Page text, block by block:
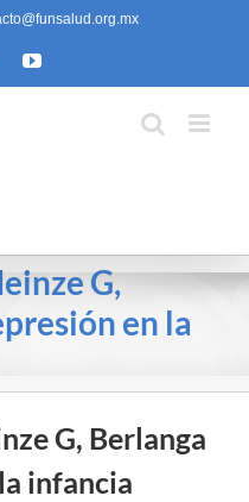
YouTube
G,
en la
G, Berlanga
infancia